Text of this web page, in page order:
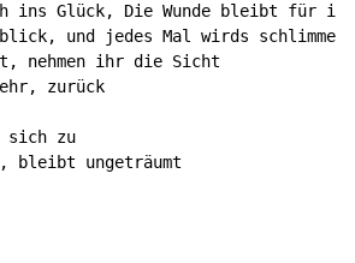
ins Glück, Die Wunde bleibt für
und jedes Mal wirds schlimmer
nehmen ihr die Sicht
zurück
sich zu
bleibt ungeträumt